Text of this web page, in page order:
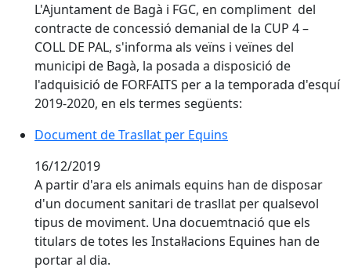
L'Ajuntament de Bagà i FGC, en compliment del
contracte de concessió demanial de la CUP 4 –
COLL DE PAL, s'informa als veïns i veïnes del
municipi de Bagà, la posada a disposició de
l'adquisició de FORFAITS per a la temporada d'esquí
2019-2020, en els termes següents:
Document de Trasllat per Equins
Document de Trasllat per Equins
16/12/2019
A partir d'ara els animals equins han de disposar
d'un document sanitari de trasllat per qualsevol
tipus de moviment. Una docuemtnació que els
titulars de totes les Instal·lacions Equines han de
portar al dia.